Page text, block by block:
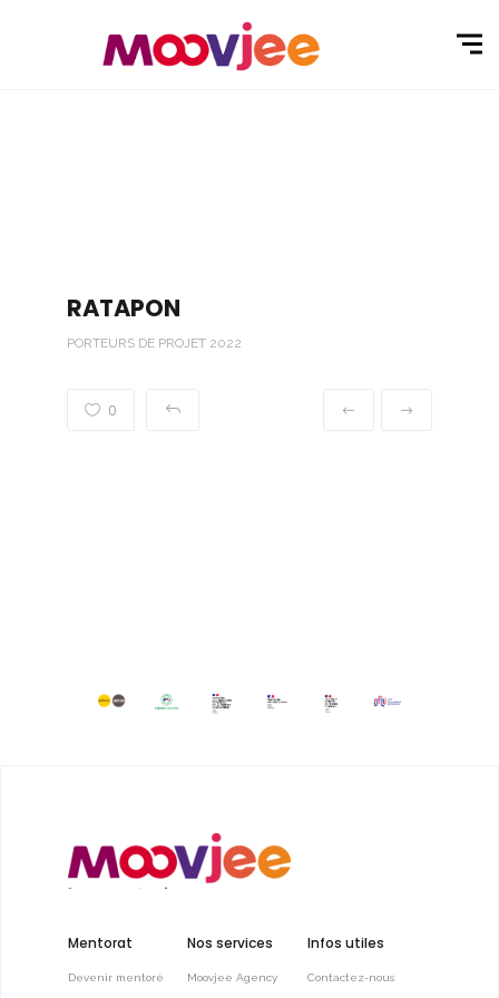
RATAPON
PORTEURS DE PROJET 2022
0
Mentorat
Devenir mentoré
Nos services
Moovjee Agency
Infos utiles
Contactez-nous